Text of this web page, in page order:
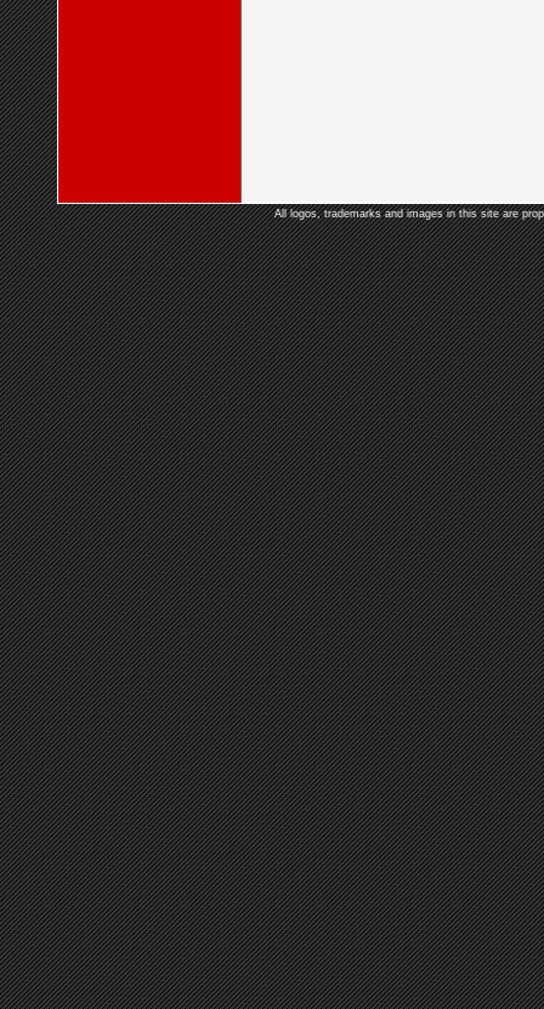
All logos, trademarks and images in this site are